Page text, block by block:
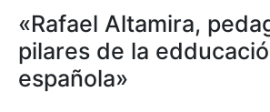
«Rafael Altamira,
pilares de la
española»